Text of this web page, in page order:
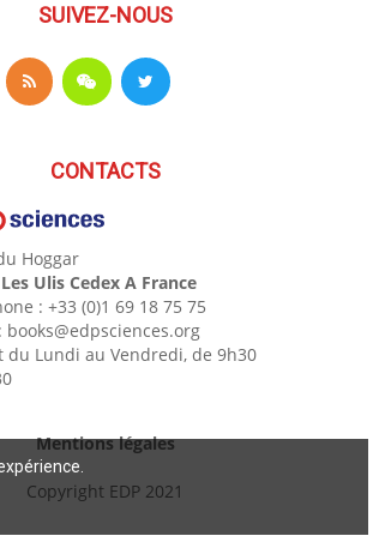
SUIVEZ-NOUS
CONTACTS
Hoggar
Ulis Cedex A France
: +33 (0)1 69 18 75 75
books@edpsciences.org
du Lundi au Vendredi, de 9h30
Mentions légales
Copyright EDP 2021